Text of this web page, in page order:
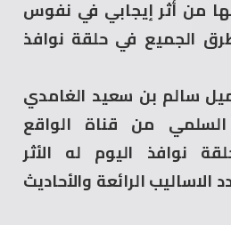
من أثر إيجابي في نفوس
الجميع في حلقة نوافذ
سالم بن سعيد الغامدي
من قناة الواقع
نوافذ اليوم له الأثر
الرائعة والأحاديث